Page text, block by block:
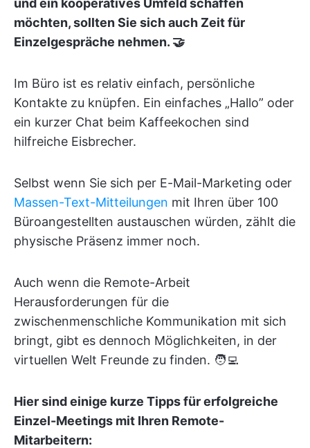
und ein kooperatives Umfeld schaffen
möchten, sollten Sie sich auch Zeit für
Einzelgespräche nehmen. 🤝
Im Büro ist es relativ einfach, persönliche
Kontakte zu knüpfen. Ein einfaches „Hallo” oder
ein kurzer Chat beim Kaffeekochen sind
hilfreiche Eisbrecher.
Selbst wenn Sie sich per E-Mail-Marketing oder
Massen-Text-Mitteilungen mit Ihren über 100
Büroangestellten austauschen würden, zählt die
physische Präsenz immer noch.
Auch wenn die Remote-Arbeit
Herausforderungen für die
zwischenmenschliche Kommunikation mit sich
bringt, gibt es dennoch Möglichkeiten, in der
virtuellen Welt Freunde zu finden. 🧑‍💻
Hier sind einige kurze Tipps für erfolgreiche
Einzel-Meetings mit Ihren Remote-
Mitarbeitern: